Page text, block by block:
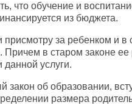
что обучение и
из бюджета.
присмотру за ребенком и
Причем в старом законе
данной услуги.
об образовании,
размера